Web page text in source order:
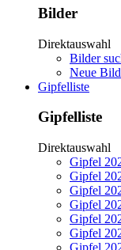
Bilder
Direktauswahl
Bilder
Neue
Gipfelliste
Gipfelliste
Direktauswahl
Gipfel
Gipfel
Gipfel
Gipfel
Gipfel
Gipfel